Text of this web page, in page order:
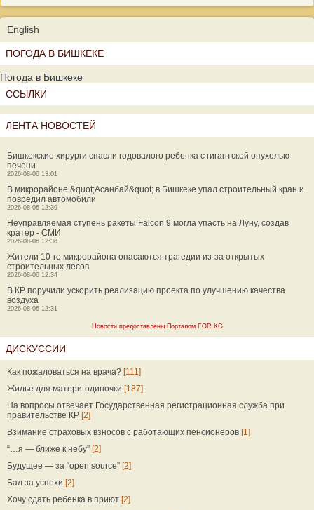
English
ПОГОДА В БИШКЕКЕ
Погода в Бишкеке
ССЫЛКИ
ЛЕНТА НОВОСТЕЙ
Бишкекские хирурги спасли годовалого ребенка с гигантской опухолью
печени
2026-08-06 13:01
В микрорайоне &quot;Асанбай&quot; в Бишкеке упал строительный кран и
повредил автомобили
2026-08-06 12:39
Неуправляемая ступень ракеты Falcon 9 могла упасть на Луну, создав
кратер - СМИ
2026-08-06 12:36
Жители 10-го микрорайона опасаются трагедии из-за открытых
строительных лесов
2026-08-06 12:34
В КР поручили ускорить реализацию проекта по улучшению качества
воздуха
2026-08-06 12:31
Новости предоставлены Порталом FOR.KG
ДИСКУССИИ
Как пожаловаться на врача? [111]
Жилье для матери-одиночки [187]
На вопросы отвечает Государственная регистрационная служба при
правительстве КР [2]
Взимание страховых взносов с работающих пенсионеров [1]
“…я — ближе к небу” [2]
Будущее — за “open source” [2]
Бал за успехи [2]
Хочу сдать ребенка в приют [2]